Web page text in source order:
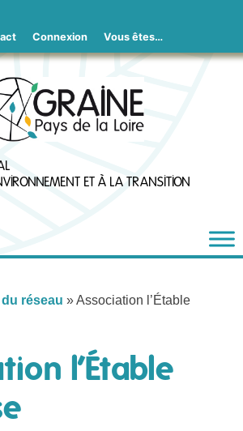
Connexion Vous êtes…
ET À LA TRANSITION
réseau »Association l’Étable
l’Étable